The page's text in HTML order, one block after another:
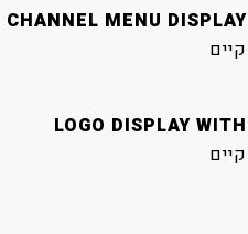
CHANNEL MENU DISPLAY
קיים
LOGO DISPLAY WITH
קיים